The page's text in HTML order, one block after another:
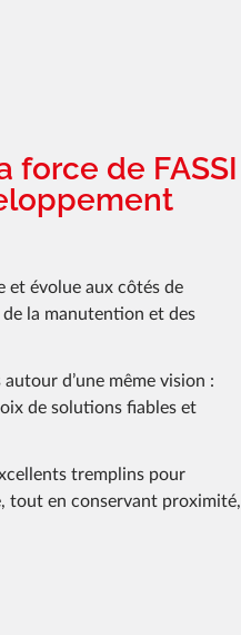
force de FASSI
et évolue aux côtés de
la manutention et des
d’une même vision :
de solutions fiables et
tremplins pour
tout en conservant proximité,